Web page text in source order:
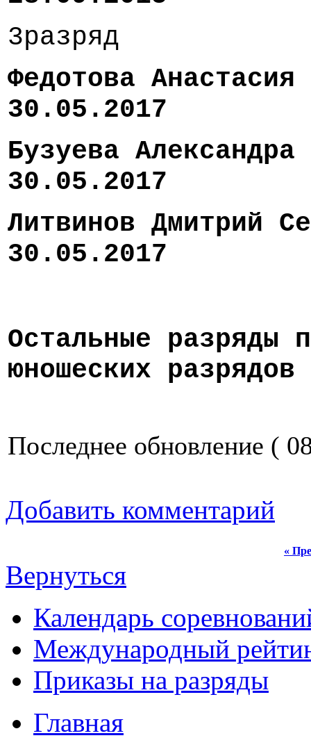
3разряд
Федотова
30.05.2017
Бузуева
30.05.2017
Литвинов
30.05.2017
Остальные разряды
юношеских
Последнее обновление (
Добавить комментарий
«
Вернуться
Календарь
Международный
Приказы на разряды
Главная